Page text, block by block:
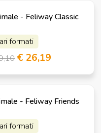
- Feliway Classic
formati
€ 26,19
- Feliway Friends
formati